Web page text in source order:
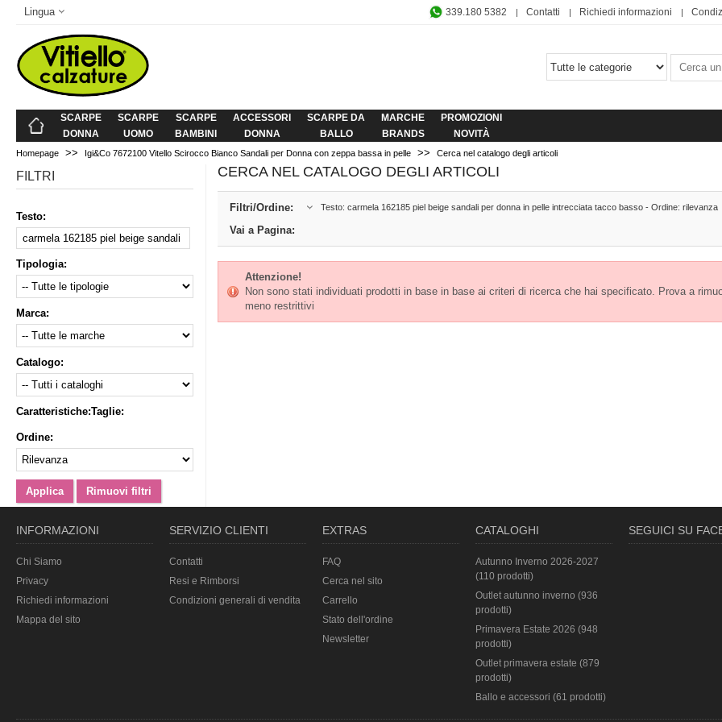
Lingua 339.180 5382 Contatti Richiedi informazioni
SCARPE
DONNA
SCARPE
UOMO
SCARPE
BAMBINI
ACCESSORI
DONNA
SCARPE DA
BALLO
MARCHE
BRANDS
PROMOZIONI
NOVITÀ
Homepage >> Igi&Co 7672100 Vitello Scirocco Bianco Sandali per Donna con zeppa bassa in pelle >> Cerca nel catalogo degli articoli
FILTRI
Testo:
Tipologia:
Marca:
Catalogo:
Caratteristiche:Taglie:
Ordine:
CERCA NEL CATALOGO DEGLI ARTICOLI
Filtri/Ordine: Testo: carmela 162185 piel beige sandali per donna in pelle intrecciata tacco basso - Ordine: rilevanza
Vai a Pagina:
Attenzione!
Non sono stati individuati prodotti in base in base ai criteri di ricerca che hai specificato. Prova a
meno restrittivi
INFORMAZIONI
Chi Siamo
Privacy
Richiedi informazioni
Mappa del sito
SERVIZIO CLIENTI
Contatti
Resi e Rimborsi
Condizioni generali di vendita
EXTRAS
FAQ
Cerca nel sito
Carrello
Stato dell'ordine
Newsletter
CATALOGHI
Autunno Inverno 2026-2027
(110 prodotti)
Outlet autunno inverno (936
prodotti)
Primavera Estate 2026 (948
prodotti)
Outlet primavera estate (879
prodotti)
Ballo e accessori (61 prodotti)
SEGUICI SU